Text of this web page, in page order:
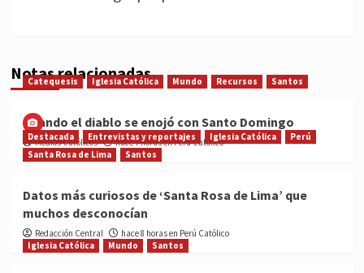
Notas relacionadas
Catequesis Iglesia Católica Mundo Recursos Santos
Cuando el diablo se enojó con Santo Domingo
Medios Católicos hace 7 horas en Perú Católico
Destacada Entrevistas y reportajes Iglesia Católica
Perú
Santa Rosa de Lima
Santos
Datos más curiosos de ‘Santa Rosa de Lima’ que
muchos desconocían
Redacción Central
hace 8 horas en Perú Católico
Iglesia Católica
Mundo Santos